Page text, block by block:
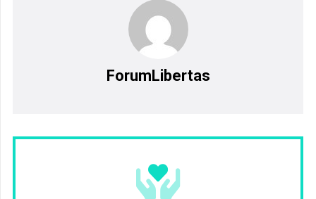
ForumLibertas